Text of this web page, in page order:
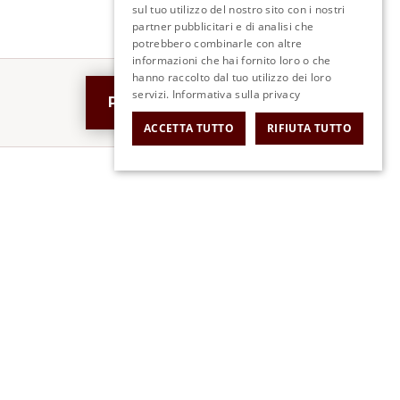
le caratteristiche
camere dal design minimale e funzionale, con metrature
sono ammessi
che non ammette animali per garantire un ambiente
Prenota ora il soggiorno
sul tuo utilizzo del nostro sito con i nostri
partner pubblicitari e di analisi che
potrebbero combinarle con altre
informazioni che hai fornito loro o che
hanno raccolto dal tuo utilizzo dei loro
servizi. Informativa sulla privacy
ACCETTA TUTTO RIFIUTA TUTTO